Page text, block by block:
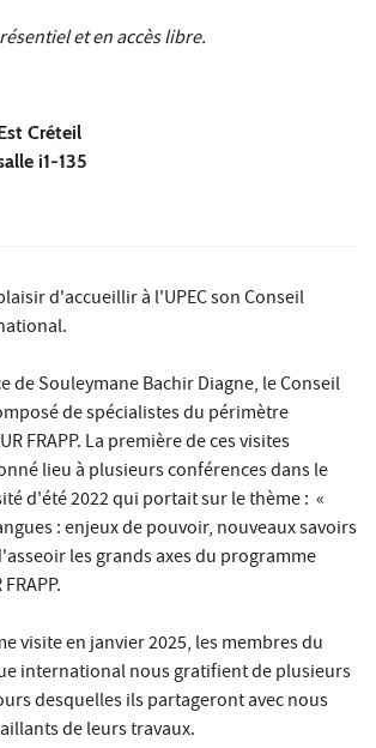
et en accès libre.
Créteil
i1-135
d'accueillir à l'UPEC son Conseil
de Souleymane Bachir Diagne, le Conseil
de spécialistes du périmètre
FRAPP. La première de ces visites
lieu à plusieurs conférences dans le
d'été 2022 qui portait sur le thème : «
: enjeux de pouvoir, nouveaux savoirs
les grands axes du programme
visite en janvier 2025, les membres du
international nous gratifient de plusieurs
desquelles ils partageront avec nous
de leurs travaux.